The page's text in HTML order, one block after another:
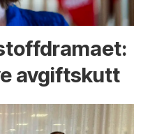
avgiftskutt